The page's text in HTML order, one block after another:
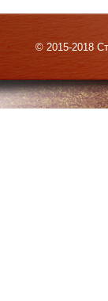
© 2015-2018